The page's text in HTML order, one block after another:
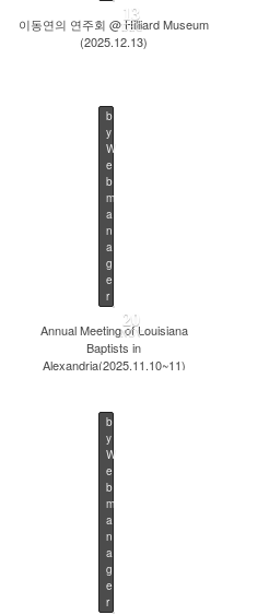
13
DEC
이동연의 연주회 @ Hilliard Museum
(2025.12.13)
20
NOV
b
y
W
e
b
m
a
n
a
g
e
r
Annual Meeting of Louisiana
Baptists in
Alexandria(2025.11.10~11)
b
y
W
e
b
m
a
n
a
g
e
r